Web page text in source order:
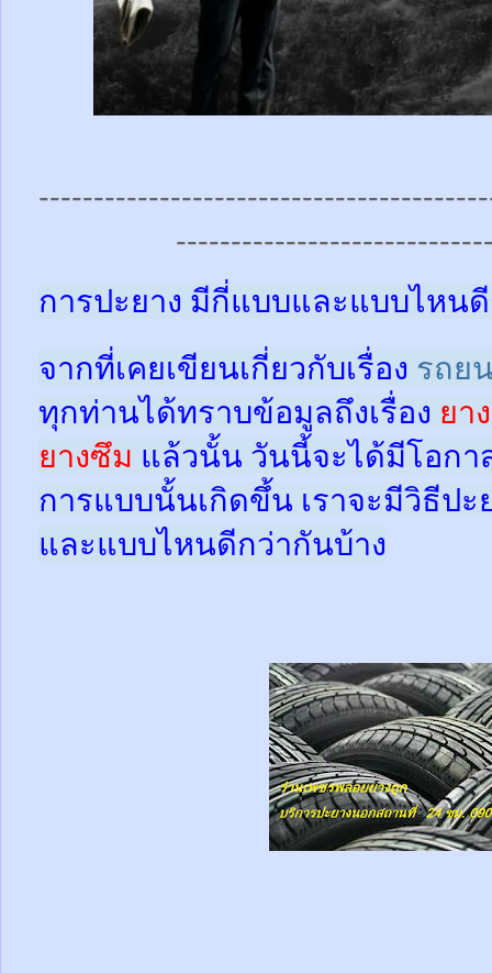
การปะยาง มีกี่แบบและแบบไหน
จากที่เคยเขียนเกี่ยวกับเรื่อง รถย
ทุกท่านได้ทราบข้อมูลถึงเรื่อง ยา
ยางซึม แล้วนั้น วันนี้จะได้มีโอกา
การแบบนั้นเกิดขึ้น เราจะมีวิธีปะ
และแบบไหนดีกว่ากันบ้าง